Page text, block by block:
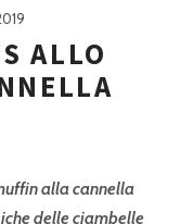
ALLO
alla cannella
delle ciambelle